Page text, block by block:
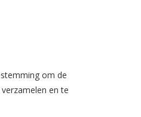
om de
en te